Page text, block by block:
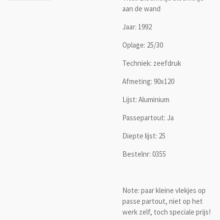
aan de wand
Jaar: 1992
Oplage: 25/30
Techniek: zeefdruk
Afmeting: 90x120
Lijst: Aluminium
Passepartout: Ja
Diepte lijst: 25
Bestelnr: 0355
Note: paar kleine vlekjes op
passe partout, niet op het
werk zelf, toch speciale prijs!